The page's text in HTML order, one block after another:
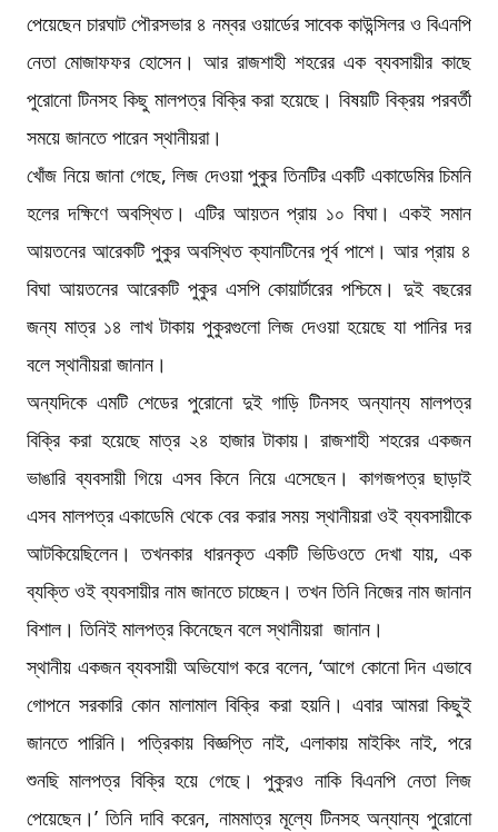
পেয়েছেন চারঘাট পৌরসভার ৪ নম্বর ওয়ার্ডের সাবেক কাউন্সিলর ও বিএনপি
নেতা মোজাফফর হোসেন। আর রাজশাহী শহরের এক ব্যবসায়ীর কাছে
পুরোনো টিনসহ কিছু মালপত্র বিক্রি করা হয়েছে। বিষয়টি বিক্রয় পরবর্তী
সময়ে জানতে পারেন স্থানীয়রা।
খোঁজ নিয়ে জানা গেছে, লিজ দেওয়া পুকুর তিনটির একটি একাডেমির চিমনি
হলের দক্ষিণে অবস্থিত। এটির আয়তন প্রায় ১০ বিঘা। একই সমান
আয়তনের আরেকটি পুকুর অবস্থিত ক্যানটিনের পূর্ব পাশে। আর প্রায় ৪
বিঘা আয়তনের আরেকটি পুকুর এসপি কোয়ার্টারের পশ্চিমে। দুই বছরের
জন্য মাত্র ১৪ লাখ টাকায় পুকুরগুলো লিজ দেওয়া হয়েছে যা পানির দর
বলে স্থানীয়রা জানান।
অন্যদিকে এমটি শেডের পুরোনো দুই গাড়ি টিনসহ অন্যান্য মালপত্র
বিক্রি করা হয়েছে মাত্র ২৪ হাজার টাকায়। রাজশাহী শহরের একজন
ভাঙারি ব্যবসায়ী গিয়ে এসব কিনে নিয়ে এসেছেন। কাগজপত্র ছাড়াই
এসব মালপত্র একাডেমি থেকে বের করার সময় স্থানীয়রা ওই ব্যবসায়ীকে
আটকিয়েছিলেন। তখনকার ধারনকৃত একটি ভিডিওতে দেখা যায়, এক
ব্যক্তি ওই ব্যবসায়ীর নাম জানতে চাচ্ছেন। তখন তিনি নিজের নাম জানান
বিশাল। তিনিই মালপত্র কিনেছেন বলে স্থানীয়রা জানান।
স্থানীয় একজন ব্যবসায়ী অভিযোগ করে বলেন, ‘আগে কোনো দিন এভাবে
গোপনে সরকারি কোন মালামাল বিক্রি করা হয়নি। এবার আমরা কিছুই
জানতে পারিনি। পত্রিকায় বিজ্ঞপ্তি নাই, এলাকায় মাইকিং নাই, পরে
শুনছি মালপত্র বিক্রি হয়ে গেছে। পুকুরও নাকি বিএনপি নেতা লিজ
পেয়েছেন।’ তিনি দাবি করেন, নামমাত্র মূল্যে টিনসহ অন্যান্য পুরোনো